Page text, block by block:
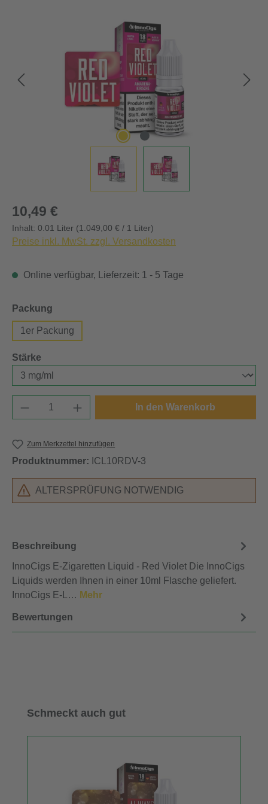
Regulärer Preis:
10,49 €
Inhalt: 0.01 Liter (1.049,00 € / 1 Liter)
Preise inkl. MwSt. zzgl. Versandkosten
Online verfügbar, Lieferzeit: 1 - 5 Tage
Packung
1er Packung
Stärke
Produkt Anzahl: Gib den gewünschten
In den Warenkorb
Zum Merkzettel hinzufügen
Produktnummer: ICL10RDV-3
ALTERSPRÜFUNG NOTWENDIG
Beschreibung
InnoCigs E-Zigaretten Liquid - Red Violet Die InnoCigs
Liquids werden Ihnen in einer 10ml Flasche geliefert.
InnoCigs E-L… Mehr
Bewertungen
Produktgalerie überspringen
Schmeckt auch gut